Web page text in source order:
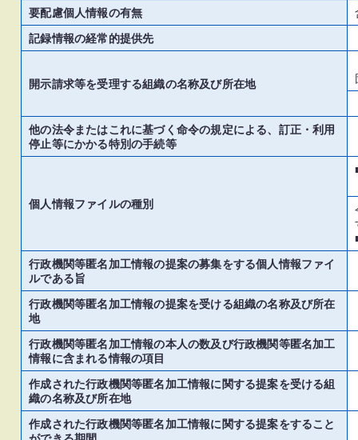
要配慮個人情報の有無
記録情報の経常的提供先
開示請求等を受理する組織の名称及び所在地
他の法令またはこれに基づく命令の規定による、訂正・利用
停止等にかかる特別の手続等
個人情報ファイルの種別
行政機関等匿名加工情報の提案の募集をする個人情報ファイ
ルである旨
行政機関等匿名加工情報の提案を受ける組織の名称及び所在
地
行政機関等匿名加工情報の本人の数及び行政機関等匿名加工
情報に含まれる情報の項目
作成された行政機関等匿名加工情報に関する提案を受ける組
織の名称及び所在地
作成された行政機関等匿名加工情報に関する提案をすること